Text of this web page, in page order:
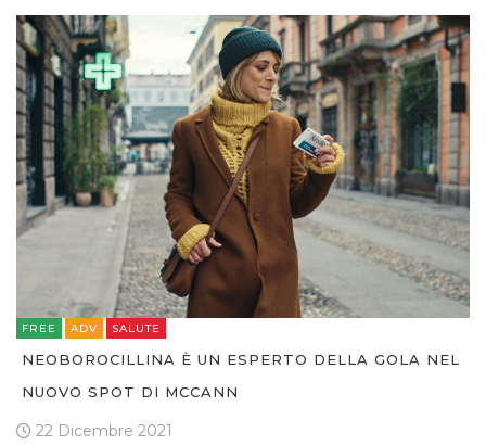
FREE ADV SALUTE
NEOBOROCILLINA È UN ESPERTO DELLA GOLA NEL
NUOVO SPOT DI MCCANN
22 Dicembre 2021